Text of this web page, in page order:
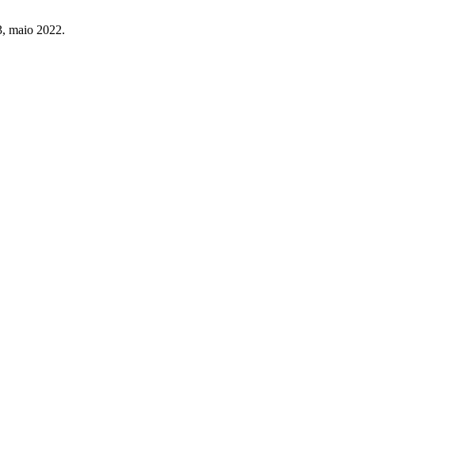
maio 2022.